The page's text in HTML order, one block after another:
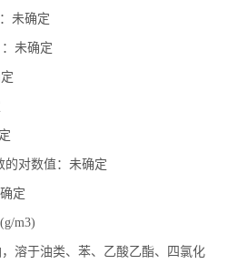
未确定
未确定
对数值：未确定
定
m3)
溶于油类、苯、乙酸乙酯、四氯化